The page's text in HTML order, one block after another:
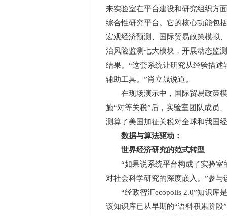
来实验室在平台建设和研究组织方
综合性研究平台。它的核心功能包
宏观经济预测、国际贸易政策模拟
治风险监测七大模块，开展动态监
结果。“这套系统让研究从经验描
辅助工具。”肖立晟说道。
在现场演示中，国际贸易政策模
施“对等关税”后，实验室团队成员
测算了美国加征关税对全球和我国
数据与算法驱动：
世界经济研究的范式转型
“如果说系统平台构成了实验室的
对社会科学研究的深度嵌入。”参
“经政智汇ecopolis 2.0”知识库是
该知识库已从早期的“语料积累阶